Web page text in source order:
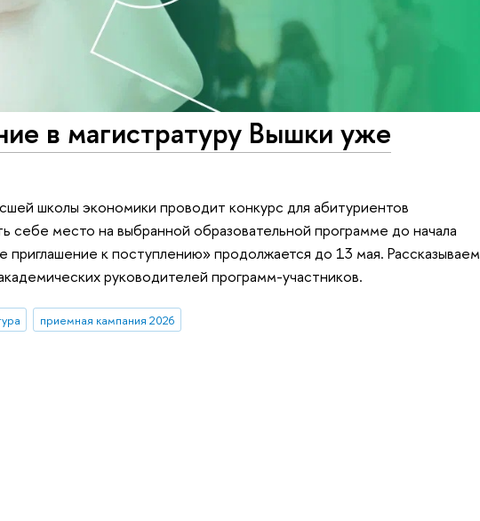
в магистратуру Вышки уже
школы экономики проводит конкурс для абитуриентов
себе место на выбранной образовательной программе до начала
к поступлению» продолжается до 13 мая. Рассказываем
руководителей программ-участников.
приемная кампания 2026